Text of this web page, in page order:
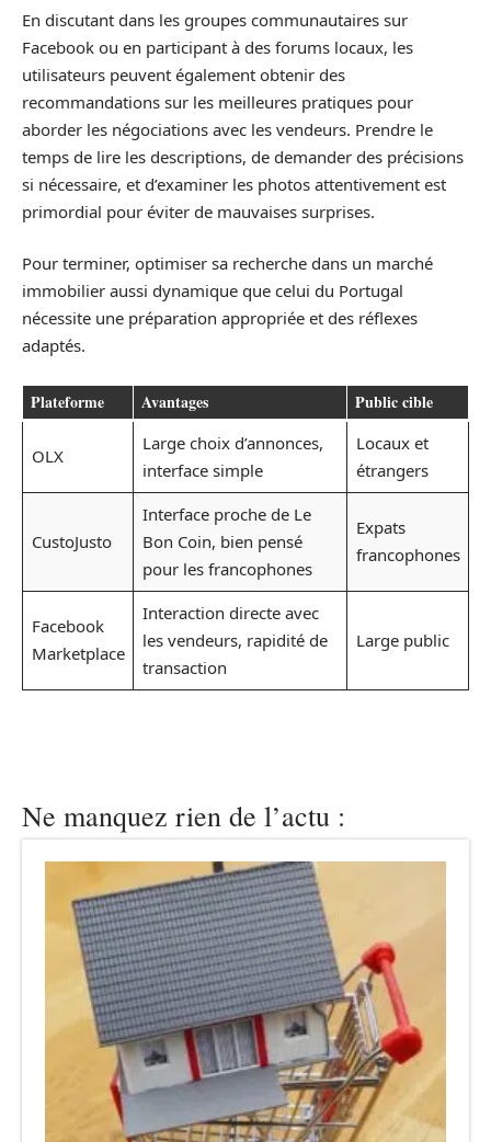
En discutant dans les groupes communautaires sur
Facebook ou en participant à des forums locaux, les
utilisateurs peuvent également obtenir des
recommandations sur les meilleures pratiques pour
aborder les négociations avec les vendeurs. Prendre le
temps de lire les descriptions, de demander des précisions
si nécessaire, et d’examiner les photos attentivement est
primordial pour éviter de mauvaises surprises.
Pour terminer, optimiser sa recherche dans un marché
immobilier aussi dynamique que celui du Portugal
nécessite une préparation appropriée et des réflexes
adaptés.
Plateforme Avantages Public cible
OLX
Large choix d’annonces,
interface simple
Locaux et
étrangers
CustoJusto
Interface proche de Le
Bon Coin, bien pensé
pour les francophones
Expats
francophones
Facebook
Marketplace
Interaction directe avec
les vendeurs, rapidité de
transaction
Large public
Ne manquez rien de l’actu :